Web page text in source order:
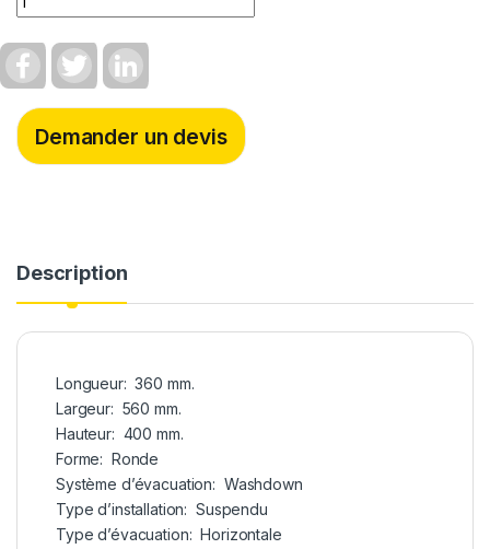
c
e
b
o
o
i
t
e
r
n
k
d
I
Demander un devis
Description
Longueur: 360 mm.
Largeur: 560 mm.
Hauteur: 400 mm.
Forme: Ronde
Système d’évacuation: Washdown
Type d’installation: Suspendu
Type d’évacuation: Horizontale